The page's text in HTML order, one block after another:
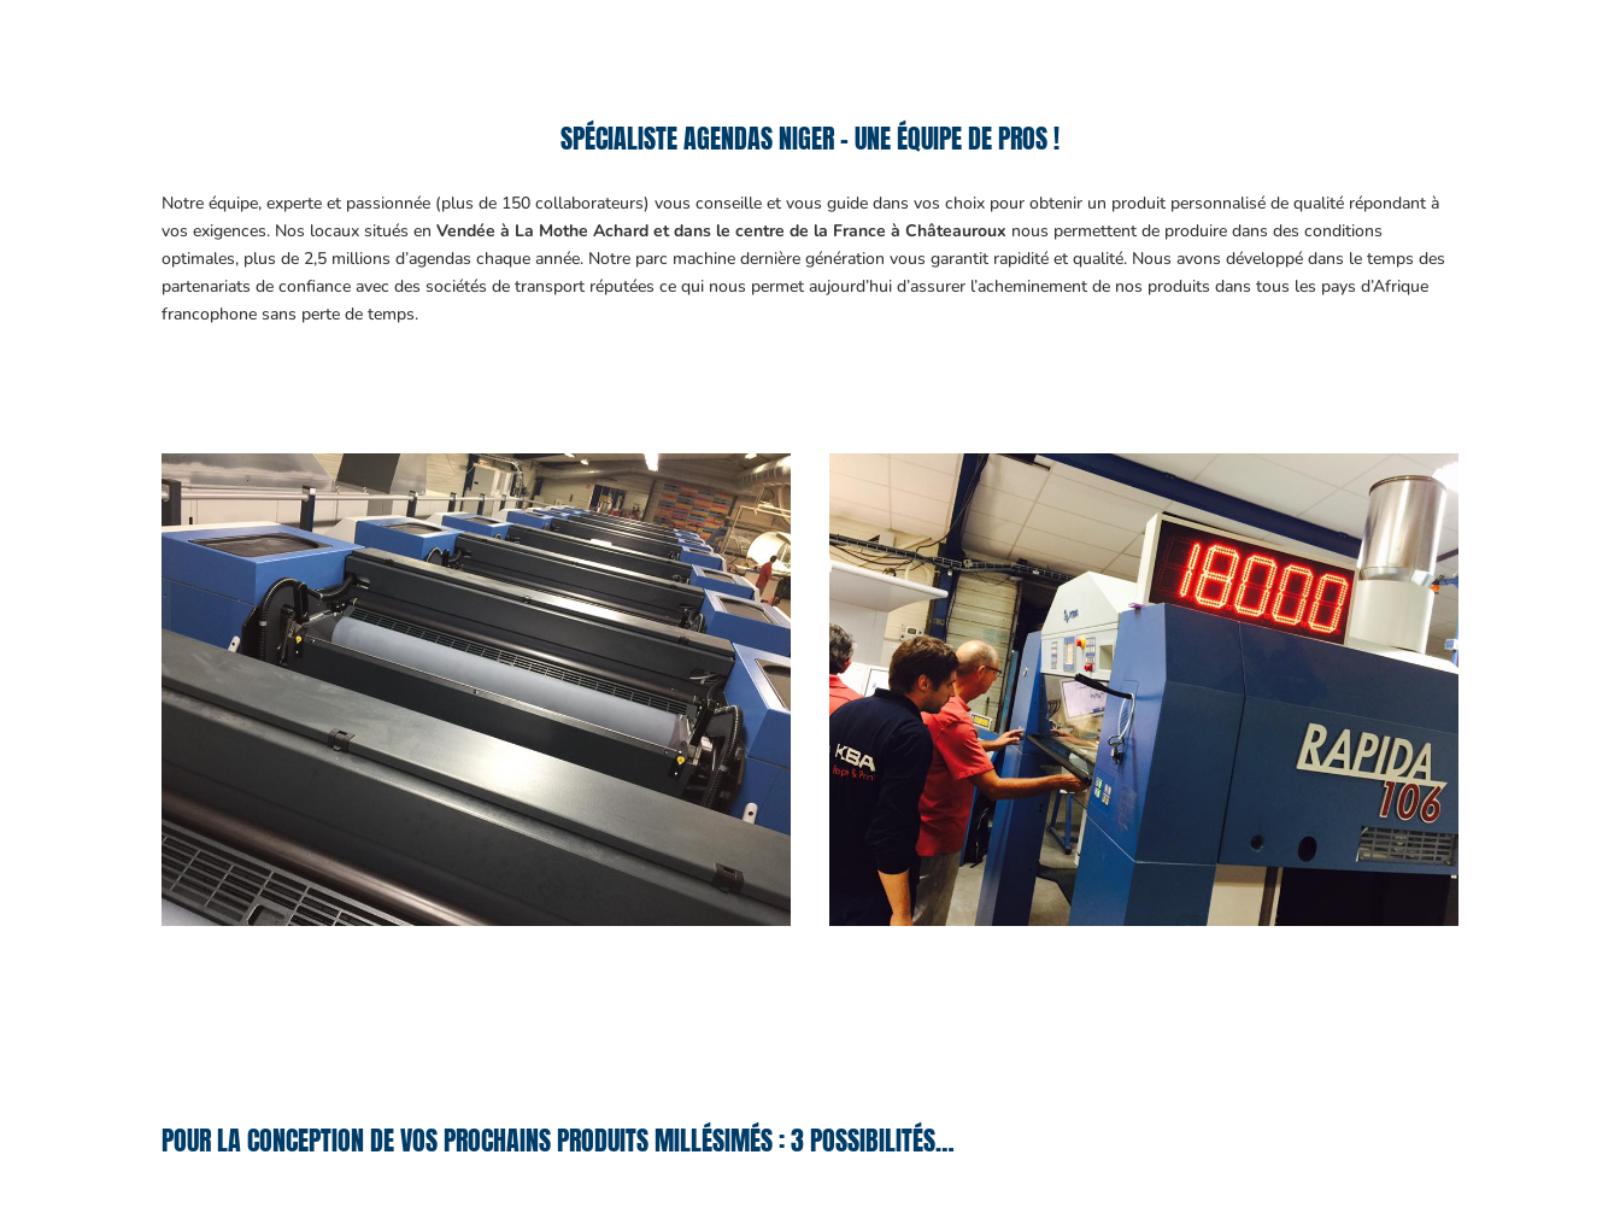
SPÉCIALISTE AGENDAS NIGER – UNE ÉQUIPE DE PROS !
Notre équipe, experte et passionnée (plus de 150 collaborateurs) vous conseille et vous guide dans vos choix pour obtenir un produit personnalisé de qualité répondant à
vos exigences. Nos locaux situés enVendée à La Mothe Achard et dans le centre de la France à Châteauroux nous permettent de produire dans des conditions
optimales, plus de 2,5 millions d’agendas chaque année. Notre parc machine dernière génération vous garantit rapidité et qualité. Nous avons développé dans le temps des
partenariats de confiance avec des sociétés de transport réputées ce qui nous permet aujourd’hui d’assurer l’acheminement de nos produits dans tous les pays d’Afrique
francophone sans perte de temps.
POUR LA CONCEPTION DE VOS PROCHAINS PRODUITS MILLÉSIMÉS : 3 POSSIBILITÉS…